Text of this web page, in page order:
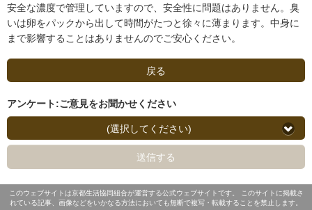
安全な濃度で管理していますので、安全性に問題はありません。臭
いは卵をパックから出して時間がたつと徐々に薄まります。中身に
まで影響することはありませんのでご安心ください。
戻る
アンケート:ご意見をお聞かせください
(選択してください)
送信する
このウェブサイトは京都生活協同組合が運営する公式ウェブサイトです。 このサイトに掲載さ
れている記事、画像などをいかなる方法においても無断で複写・転載することを禁止します。